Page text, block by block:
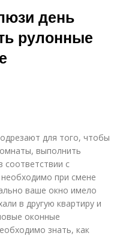
день
рулонные
для того, чтобы
выполнить
соответствии с
при смене
ваше окно имело
в другую квартиру и
оконные
знать, как